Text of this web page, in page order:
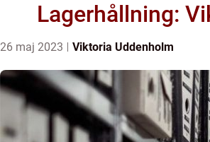
Lagerhållning:
26 maj 2023 Viktoria Uddenholm